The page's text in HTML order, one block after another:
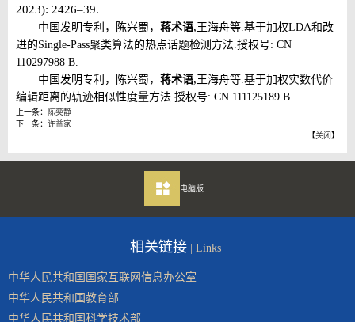
2023): 2426–39.
中国发明专利，陈兴蜀， 蒋术语,王海舟等 基于加权LDA和改
进的Single-Pass聚类算法的热点话题检测方法 授权号: CN
110297988 B.
中国发明专利，陈兴蜀， 蒋术语,王海舟等 基于加权实数代价
编辑距离的轨迹相似性度量方法 授权号: CN 111125189 B.
上一条：
陈奕静
下一条： 许益家
【关闭 】
电脑版
相关链接 | Links
中华人民共和国国家互联网信息办公室
中华人民共和国教育部
中华人民共和国科学技术部